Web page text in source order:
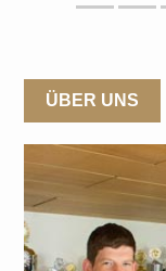
ÜBER UNS